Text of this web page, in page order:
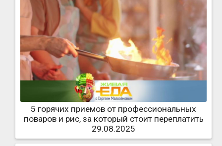
5 горячих приемов от профессиональных
поваров и рис, за который стоит переплатить
29.08.2025